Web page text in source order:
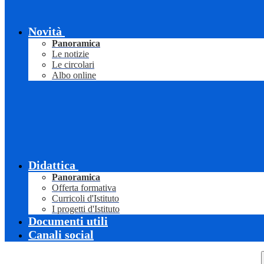
Novità
Panoramica
Le notizie
Le circolari
Albo online
Didattica
Panoramica
Offerta formativa
Curricoli d'Istituto
I progetti d'Istituto
Documenti utili
Canali social